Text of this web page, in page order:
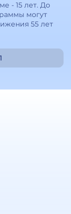
- 15 лет. До
могут
55 лет